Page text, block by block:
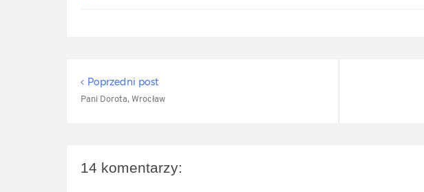
Poprzedni post
Pani Dorota, Wrocław
14 komentarzy: